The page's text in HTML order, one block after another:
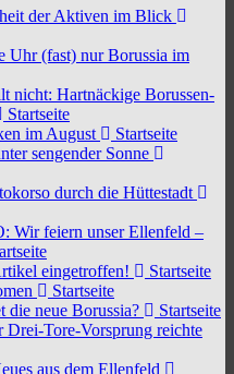
der Aktiven im Blick
Uhr (fast) nur Borussia im
nicht: Hartnäckige Borussen-
Startseite
im August
Startseite
sengender Sonne
durch die Hüttestadt
Wir feiern unser Ellenfeld –
eingetroffen!
Startseite
Startseite
die neue Borussia?
Startseite
Drei-Tore-Vorsprung reichte
aus dem Ellenfeld